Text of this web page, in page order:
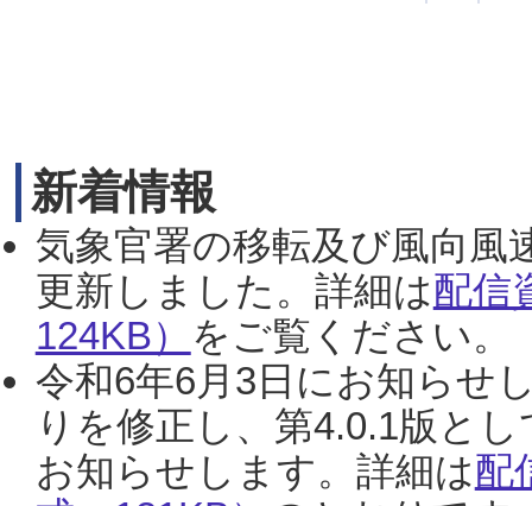
新着情報
気象官署の移転及び風向風
更新しました。詳細は配信
124KB） をご覧ください。
令和6年6月3日にお知らせ
りを修正し、第4.0.1版と
お知らせします。詳細は配